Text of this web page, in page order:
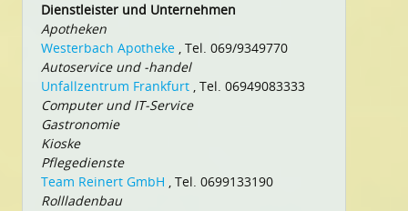
Dienstleister und Unternehmen
Apotheken
Westerbach Apotheke , Tel. 069/9349770
Autoservice und -handel
Unfallzentrum Frankfurt , Tel. 06949083333
Computer und IT-Service
Gastronomie
Kioske
Pflegedienste
Team Reinert GmbH , Tel. 0699133190
Rollladenbau